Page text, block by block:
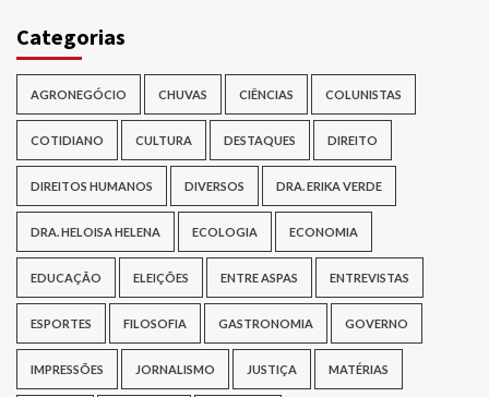
Categorias
AGRONEGÓCIO CHUVAS CIÊNCIAS COLUNISTAS
COTIDIANO CULTURA DESTAQUES DIREITO
DIREITOS HUMANOS DIVERSOS DRA. ERIKA VERDE
DRA. HELOISA HELENA ECOLOGIA ECONOMIA
EDUCAÇÃO ELEIÇÕES ENTRE ASPAS ENTREVISTAS
ESPORTES FILOSOFIA GASTRONOMIA GOVERNO
IMPRESSÕES JORNALISMO JUSTIÇA MATÉRIAS